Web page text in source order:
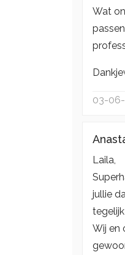
Wat
03-
Laila,
jullie
Wij en